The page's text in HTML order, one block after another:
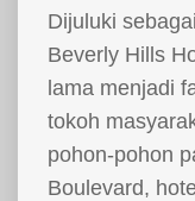
Dijuluki
Beverly Hills
lama menjadi
tokoh
pohon-pohon
Boulevard,